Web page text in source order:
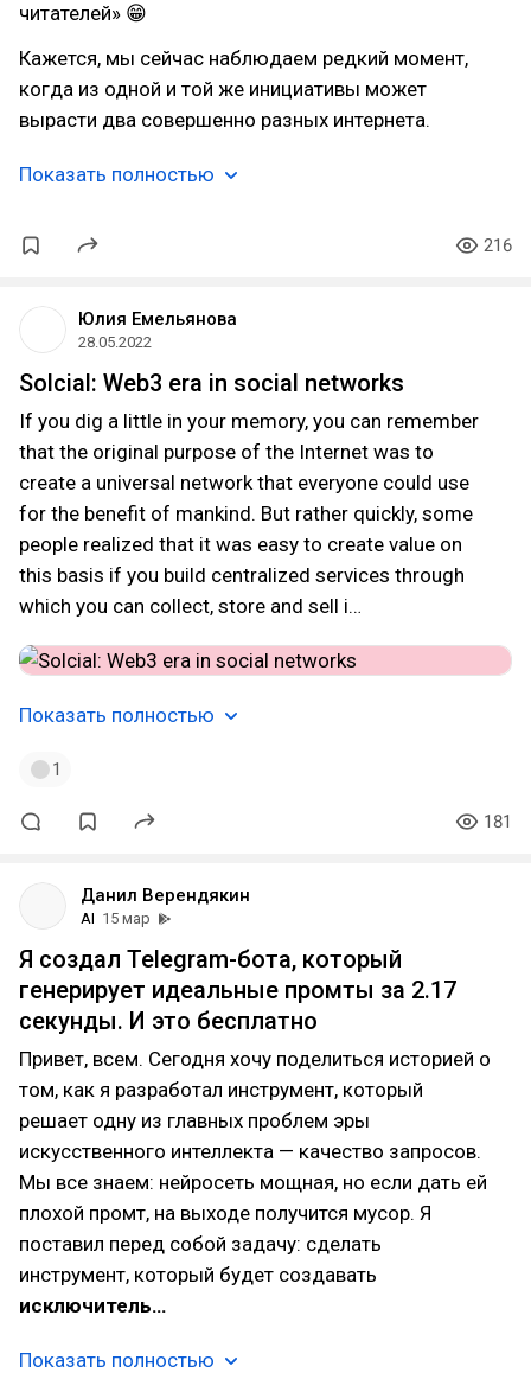
читателей» 😁
Кажется, мы сейчас наблюдаем редкий момент,
когда из одной и той же инициативы может
вырасти два совершенно разных интернета.
Показать полностью
216
Юлия Емельянова
28.05.2022
Solcial: Web3 era in social networks
If you dig a little in your memory, you can remember
that the original purpose of the Internet was to
create a universal network that everyone could use
for the benefit of mankind. But rather quickly, some
people realized that it was easy to create value on
this basis if you build centralized services through
which you can collect, store and sell i…
Показать полностью
1
181
Данил Верендякин
AI 15 мар
Я создал Telegram-бота, который
генерирует идеальные промты за 2.17
секунды. И это бесплатно
Привет, всем. Сегодня хочу поделиться историей о
том, как я разработал инструмент, который
решает одну из главных проблем эры
искусственного интеллекта — качество запросов.
Мы все знаем: нейросеть мощная, но если дать ей
плохой промт, на выходе получится мусор. Я
поставил перед собой задачу: сделать
инструмент, который будет создавать
исключитель…
Показать полностью